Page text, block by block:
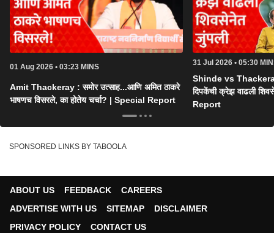
01 Aug 2026 • 03:23 MINS
Amit Thackeray : समोर उत्साह...आणि अमित ठाकरे
भाषणच विसरले, का होतेय चर्चा? | Special Report
31 Jul 2026 • 05:30
Shinde vs
दिपकेंची क्रेझ वाढली
Report
SPONSORED LINKS BY TABOOLA
ABOUT US FEEDBACK
CAREERS
ADVERTISE WITH US
SITEMAP
DISCLAIMER
PRIVACY POLICY
CONTACT US